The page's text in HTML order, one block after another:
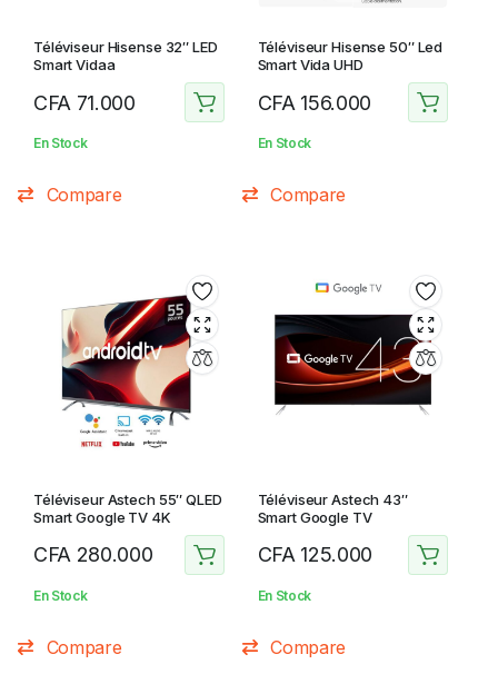
Téléviseur Hisense 32″ LED
Smart Vidaa
CFA 71.000
En Stock
Compare
Téléviseur Hisense 50″ Led
Smart Vida UHD
CFA 156.000
En Stock
Compare
Téléviseur Astech 55″ QLED
Smart Google TV 4K
CFA 280.000
En Stock
Compare
Téléviseur Astech 43″
Smart Google TV
CFA 125.000
En Stock
Compare